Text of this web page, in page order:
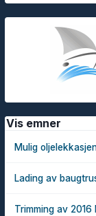
Vis emner
Mulig
Lading av
Trimming av 2016